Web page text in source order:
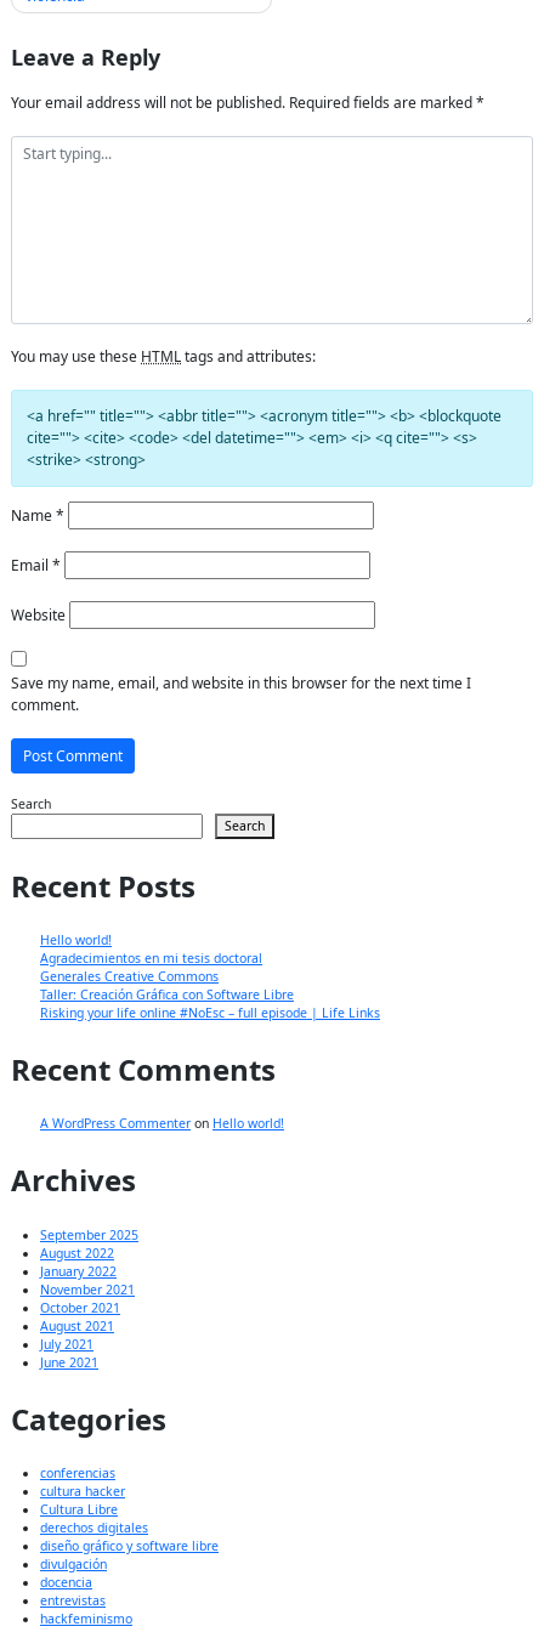
Leave a Reply
Your email address will not be published. Required fields are marked*
You may use these HTMLtags and attributes:
<a href="" title=""> <abbr title=""> <acronym title=""> <b> <blockquote
cite=""> <cite> <code> <del datetime=""> <em> <i> <q cite=""> <s>
<strike> <strong>
Name*
Email *
Website
Save my name, email, and website in this browser for the next time I
comment.
Search
Search
Recent Posts
Hello world!
Agradecimientos en mi tesis doctoral
Generales Creative Commons
Taller: Creación Gráfica con Software Libre
Risking your life online #NoEsc – full episode | Life Links
Recent Comments
A WordPress Commenteron Hello world!
Archives
September 2025
August 2022
January 2022
November 2021
October 2021
August 2021
July 2021
June 2021
Categories
conferencias
cultura hacker
Cultura Libre
derechos digitales
diseño gráfico y software libre
divulgación
docencia
entrevistas
hackfeminismo